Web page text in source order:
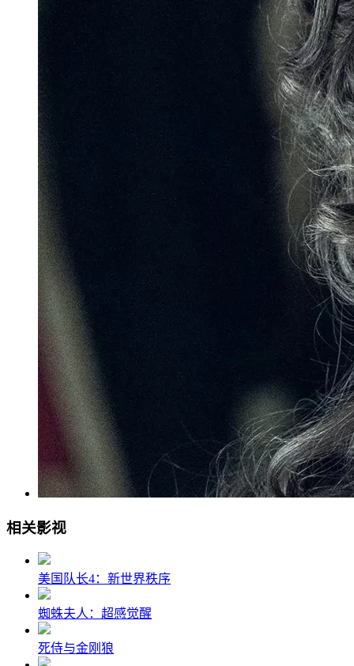
相关影视
美国队长4：新世界秩序
蜘蛛夫人：超感觉醒
死侍与金刚狼